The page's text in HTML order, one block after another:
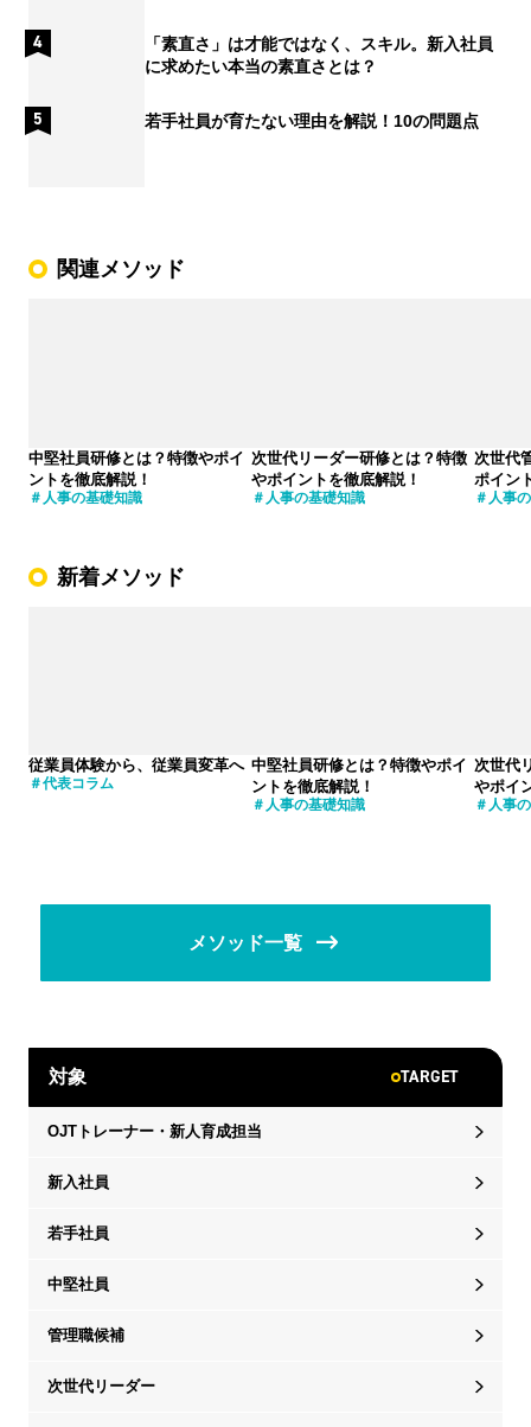
「素直さ」は才能ではなく、スキル。新入社員
に求めたい本当の素直さとは？
若手社員が育たない理由を解説！10の問題点
関連メソッド
中堅社員研修とは？特徴やポイ
ントを徹底解説！
人事の基礎知識
次世代リーダー研修とは？特徴
やポイントを徹底解説！
人事の基礎知識
次世代
ポイン
人事
新着メソッド
従業員体験から、従業員変革へ
代表コラム
中堅社員研修とは？特徴やポイ
ントを徹底解説！
人事の基礎知識
次世代
やポイ
人事
メソッド一覧
対象 TARGET
OJTトレーナー・新人育成担当
新入社員
若手社員
中堅社員
管理職候補
次世代リーダー